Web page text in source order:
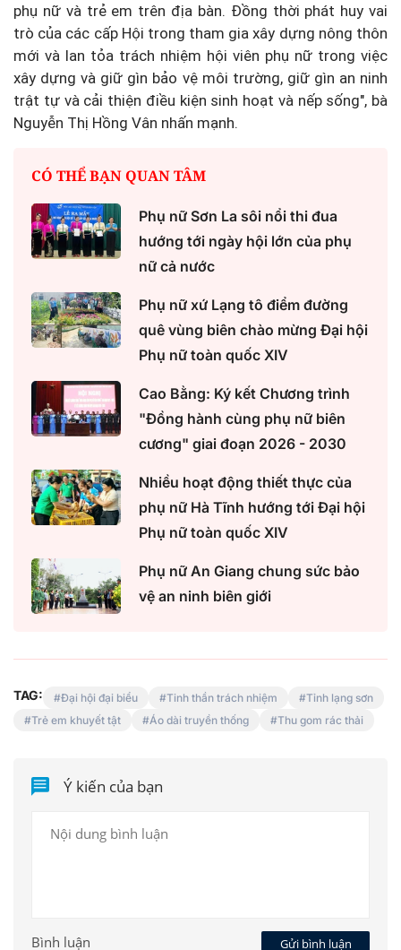
phụ nữ và trẻ em trên địa bàn. Đồng thời phát huy vai
trò của các cấp Hội trong tham gia xây dựng nông thôn
mới và lan tỏa trách nhiệm hội viên phụ nữ trong việc
xây dựng và giữ gìn bảo vệ môi trường, giữ gìn an ninh
trật tự và cải thiện điều kiện sinh hoạt và nếp sống", bà
Nguyễn Thị Hồng Vân nhấn mạnh.
CÓ THỂ BẠN QUAN TÂM
Phụ nữ Sơn La sôi nổi thi đua
hướng tới ngày hội lớn của phụ
nữ cả nước
Phụ nữ xứ Lạng tô điểm đường
quê vùng biên chào mừng Đại hội
Phụ nữ toàn quốc XIV
Cao Bằng: Ký kết Chương trình
"Đồng hành cùng phụ nữ biên
cương" giai đoạn 2026 - 2030
Nhiều hoạt động thiết thực của
phụ nữ Hà Tĩnh hướng tới Đại hội
Phụ nữ toàn quốc XIV
Phụ nữ An Giang chung sức bảo
vệ an ninh biên giới
TAG: Đại hội đại biểu Tinh thần trách nhiệm
Tỉnh lạng sơn
Trẻ em khuyết tật
Áo dài truyền thống Thu gom rác thải
Ý kiến của bạn
Gửi bình luận
Bình luận